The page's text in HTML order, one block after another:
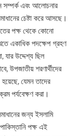
সম্পর্ক এবং আলোচনার
চেষ্টা করে আসছে।
পক্ষ থেকে কোনো
একাধিক পদক্ষেপ গ্রহণ
উদ্দেশ্য ছিল
উপজাতীয় শরণার্থীদের
যেমন তাদের
পর্যবেক্ষণ করা।
জন্য ইসলামি
পক্ষ এই